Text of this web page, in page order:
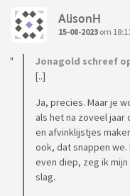
AlisonH
15-08-2023 om 18:11
Jonagold schreef op
[..]
Ja, precies. Maar je
als het na zoveel
en afvinklijstjes
ook, dat snappen we.
even diep, zeg ik
slag.